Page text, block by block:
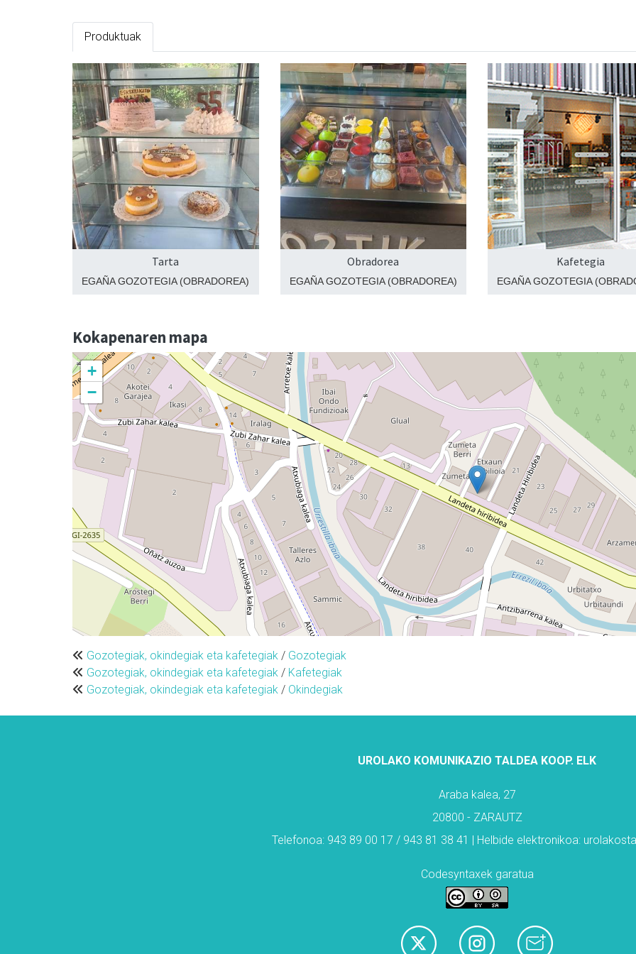
Produktuak
Tarta
EGAÑA GOZOTEGIA (OBRADOREA)
Obradorea
EGAÑA GOZOTEGIA (OBRADOREA)
Kafetegia
EGAÑA GOZOTEGIA
Kokapenaren mapa
+
−
Gozotegiak, okindegiak eta kafetegiak / Gozotegiak
Gozotegiak, okindegiak eta kafetegiak / Kafetegiak
Gozotegiak, okindegiak eta kafetegiak / Okindegiak
UROLAKO KOMUNIKAZIO TALDEA KOOP. ELK
Araba kalea, 27
20800 - ZARAUTZ
Telefonoa: 943 89 00 17 / 943 81 38 41 | Helbide elektronikoa:
Codesyntaxek garatua